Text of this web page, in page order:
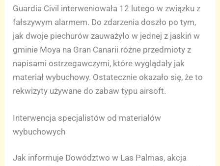
Guardia Civil interweniowała 12 lutego w związku z
fałszywym alarmem. Do zdarzenia doszło po tym,
jak dwoje piechurów zauważyło w jednej z jaskiń w
gminie Moya na Gran Canarii różne przedmioty z
napisami ostrzegawczymi, które wyglądały jak
materiał wybuchowy. Ostatecznie okazało się, że to
rekwizyty używane do zabaw typu airsoft.
Interwencja specjalistów od materiałów
wybuchowych
Jak informuje Dowództwo w Las Palmas, akcja